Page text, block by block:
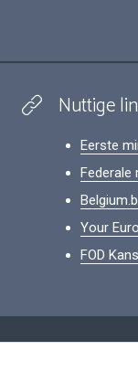
Nuttige
Eerste
Federale
Your
FOD